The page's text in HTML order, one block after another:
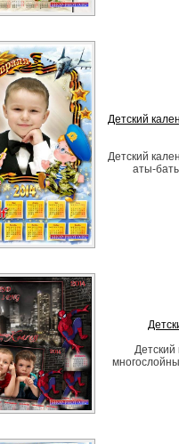
Детский
Детский
аты-
Детский